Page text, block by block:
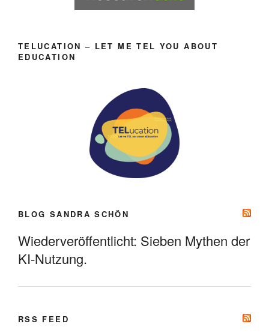
TELUCATION – LET ME TEL YOU ABOUT
EDUCATION
BLOG SANDRA SCHÖN
Wiederveröffentlicht: Sieben Mythen der
KI-Nutzung.
RSS FEED